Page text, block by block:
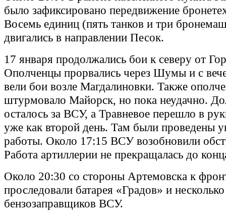
было зафиксировано передвижение
Восемь единиц (пять танков и три
двигались в направлении Песок.
17 января продолжались бои к северу от
Ополченцы прорвались через Шумы и с
вели бои возле Магдалиновки. Также
штурмовало Майорск, но пока неудачно.
осталось за ВСУ, а Травневое перешло в
уже как второй день. Там были проведены
работы. Около 17:15 ВСУ возобновили
Работа артиллерии не прекращалась до
Около 20:30 со стороны Артемовска к
проследовали батарея «Градов» и несколько
бензозаправщиков ВСУ.